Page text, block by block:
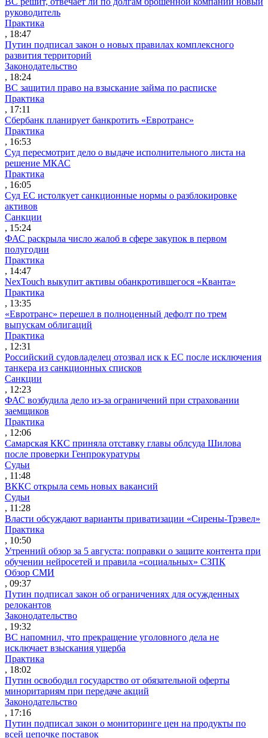
руководитель
Практика
, 18:47
Путин подписал закон о новых правилах комплексного
развития территорий
Законодательство
, 18:24
ВС защитил право на взыскание займа по расписке
Практика
, 17:11
Сбербанк планирует банкротить «Евротранс»
Практика
, 16:53
Суд пересмотрит дело о выдаче исполнительного листа на
решение МКАС
Практика
, 16:05
Суд ЕС истолкует санкционные нормы о разблокировке
активов
Санкции
, 15:24
ФАС раскрыла число жалоб в сфере закупок в первом
полугодии
Практика
, 14:47
NexTouch выкупит активы обанкротившегося «Кванта»
Практика
, 13:35
«Евротранс» перешел в полноценный дефолт по трем
выпускам облигаций
Практика
, 12:31
Российский судовладелец отозвал иск к ЕС после исключения
танкера из санкционных списков
Санкции
, 12:23
ФАС возбудила дело из-за ограничений при страховании
заемщиков
Практика
, 12:06
Самарская ККС приняла отставку главы облсуда Шилова
после проверки Генпрокуратуры
Судьи
, 11:48
ВККС открыла семь новых вакансий
Судьи
, 11:28
Власти обсуждают варианты приватизации «Сирены-Трэвел»
Практика
, 10:50
Утренний обзор за 5 августа: поправки о защите контента при
обучении нейросетей и правила «социальных» СЗПК
Обзор СМИ
, 09:37
Путин подписал закон об ограничениях для осужденных
релокантов
Законодательство
, 19:32
ВС напомнил, что прекращение уголовного дела не
исключает взыскания ущерба
Практика
, 18:02
Путин освободил государство от обязательной оферты
миноритариям при передаче акций
Законодательство
, 17:16
Путин подписал закон о мониторинге цен на продукты по
всей цепочке поставок